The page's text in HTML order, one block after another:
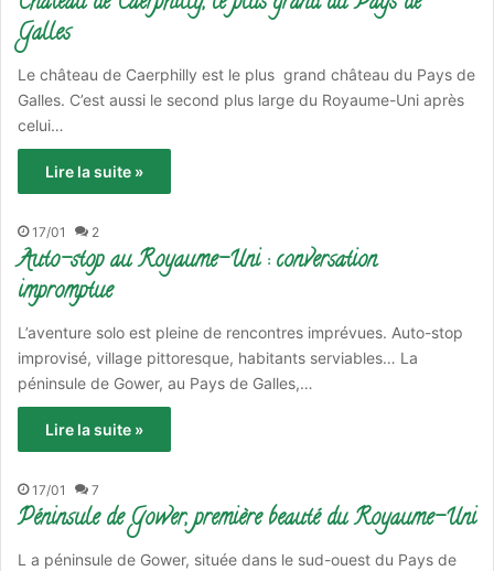
Galles
Le château de Caerphilly est le plus grand château du Pays de
Galles. C’est aussi le second plus large du Royaume-Uni après
celui…
Lire la suite »
17/01 2
Auto-stop au Royaume-Uni : conversation
impromptue
L’aventure solo est pleine de rencontres imprévues. Auto-stop
improvisé, village pittoresque, habitants serviables… La
péninsule de Gower, au Pays de Galles,…
Lire la suite »
17/01 7
Péninsule de Gower, première beauté du Royaume-Uni
L a péninsule de Gower, située dans le sud-ouest du Pays de